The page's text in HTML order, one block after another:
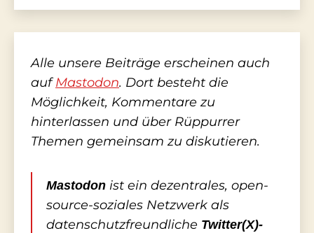
Alle unsere Beiträge erscheinen auch
aufMastodon. Dort besteht die
Möglichkeit, Kommentare zu
hinterlassen und über Rüppurrer
Themen gemeinsam zu diskutieren.
Mastodon ist ein dezentrales, open-
source-soziales Netzwerk als
datenschutzfreundliche Twitter(X)-